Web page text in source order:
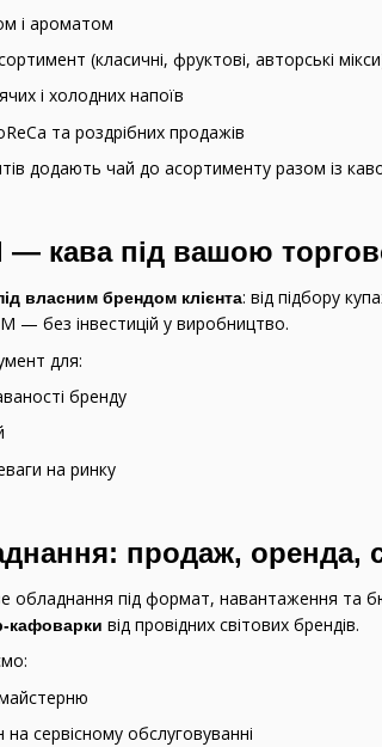
і ароматом
(класичні, фруктові, авторські
і холодних напоїв
та роздрібних продажів
додають чай до асортименту разом із
— кава під вашою
власним брендом клієнта: від підбору
— без інвестицій у виробництво.
для:
бренду
на ринку
продаж, оренда,
обладнання під формат, навантаження та
кафоварки від провідних світових брендів.
сервісному обслуговуванні